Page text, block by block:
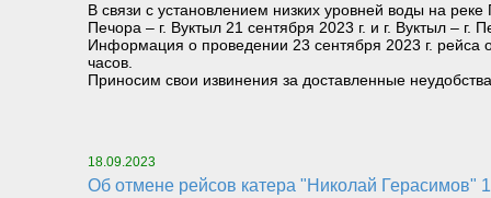
В связи с установлением низких уровней воды на
Печора – г. Вуктыл 21 сентября 2023 г. и г. Вуктыл – г.
Информация о проведении 23 сентября 2023 г. рейса
часов.
Приносим свои извинения за доставленные
18.09.2023
Об отмене рейсов катера "Николай Герасимов"